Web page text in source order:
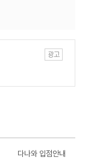
다나와 입점안내